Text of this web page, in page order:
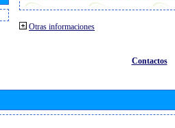
Otras informaciones
Contactos